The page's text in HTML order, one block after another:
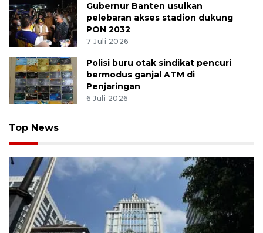
Gubernur Banten usulkan
pelebaran akses stadion dukung
PON 2032
7 Juli 2026
Polisi buru otak sindikat pencuri
bermodus ganjal ATM di
Penjaringan
6 Juli 2026
Top News